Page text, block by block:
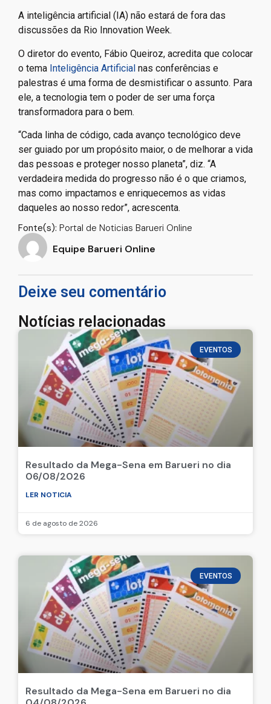
A inteligência artificial (IA) não estará de fora das
discussões da Rio Innovation Week.
O diretor do evento, Fábio Queiroz, acredita que colocar
o tema Inteligência Artificial nas conferências e
palestras é uma forma de desmistificar o assunto. Para
ele, a tecnologia tem o poder de ser uma força
transformadora para o bem.
“Cada linha de código, cada avanço tecnológico deve
ser guiado por um propósito maior, o de melhorar a vida
das pessoas e proteger nosso planeta”, diz. “A
verdadeira medida do progresso não é o que criamos,
mas como impactamos e enriquecemos as vidas
daqueles ao nosso redor”, acrescenta.
Fonte(s): Portal de Noticias Barueri Online
Equipe Barueri Online
Deixe seu comentário
Notícias relacionadas
EVENTOS
Resultado da Mega-Sena em Barueri no dia
06/08/2026
LER NOTICIA
6 de agosto de 2026
EVENTOS
Resultado da Mega-Sena em Barueri no dia